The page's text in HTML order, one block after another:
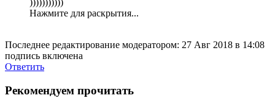
)))))))))))
Нажмите для раскрытия...
Последнее редактирование модератором: 27 Авг 2018 в 14:08
подпись включена
Ответить
Рекомендуем прочитать